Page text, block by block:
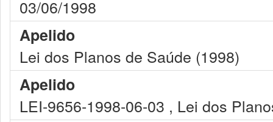
03/06/1998
Apelido
Lei dos Planos de Saúde (1998)
Apelido
LEI-9656-1998-06-03 , Lei dos